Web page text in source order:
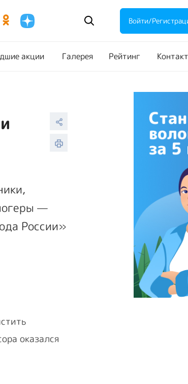
Войти/
акции Галерея Рейтинг
Прошедшие акции
—
России»
оказался